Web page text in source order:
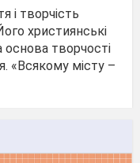
і творчість
християнські
основа творчості
«Всякому місту –